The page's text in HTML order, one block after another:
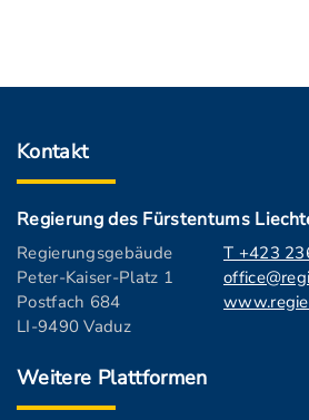
Kontakt
Regierung des Fürstentums
Regierungsgebäude
Peter-Kaiser-Platz 1
Postfach 684
LI-9490 Vaduz
T +423
Weitere Plattformen